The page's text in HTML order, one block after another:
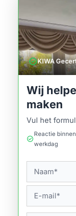
verifiedKIWA
Wij
maken
Vul het
check_circle
Reactie binnen
werkdag